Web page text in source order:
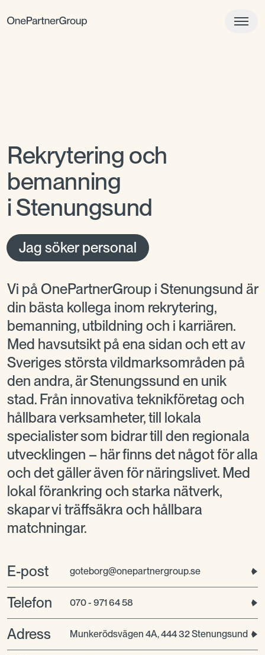
Rekrytering och
bemanning
i Stenungsund
Jag söker personal
Vi på OnePartnerGroup i Stenungsund är
din bästa kollega inom rekrytering,
bemanning, utbildning och i karriären.
Med havsutsikt på ena sidan och ett av
Sveriges största vildmarksområden på
den andra, är Stenungssund en unik
stad. Från innovativa teknikföretag och
hållbara verksamheter, till lokala
specialister som bidrar till den regionala
utvecklingen – här finns det något för alla
och det gäller även för näringslivet. Med
lokal förankring och starka nätverk,
skapar vi träffsäkra och hållbara
matchningar.
E-post goteborg@onepartnergroup.se
Telefon 070 - 971 64 58
Adress Munkerödsvägen 4A, 444 32 Stenungsund